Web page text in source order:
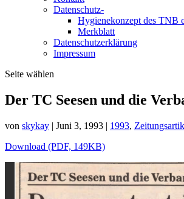
Datenschutz-
Hygienekonzept des TNB
Merkblatt
Datenschutzerklärung
Impressum
Seite wählen
Der TC Seesen und die
von skykay | Juni 3, 1993 | 1993,
Download (PDF, 149KB)